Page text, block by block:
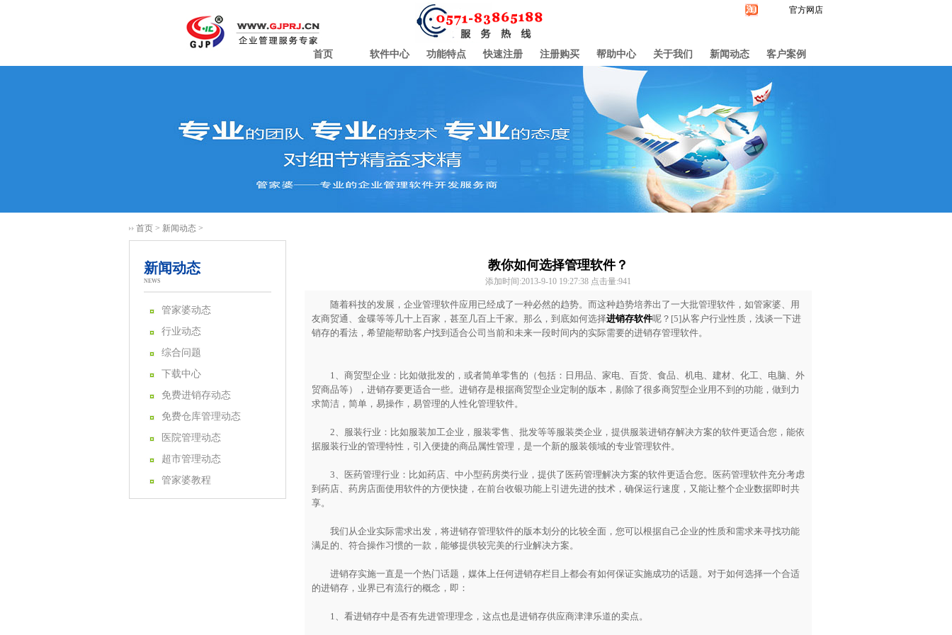
官方网店
首页 软件中心 功能特点 快速注册 注册购买 帮助中心 关于我们 新闻动态 客户案例
首页 > 新闻动态 >
新闻动态
NEWS
管家婆动态
行业动态
综合问题
下载中心
免费进销存动态
免费仓库管理动态
医院管理动态
超市管理动态
管家婆教程
教你如何选择管理软件？
添加时间:2013-9-10 19:27:38 点击量:941
随着科技的发展，企业管理软件应用已经成了一种必然的趋势。而这种趋势培养出了一大批管理软件，如管家婆、用
友商贸通、金碟等等几十上百家，甚至几百上千家。那么，到底如何选择进销存软件呢？[5]从客户行业性质，浅谈一下进
销存的看法，希望能帮助客户找到适合公司当前和未来一段时间内的实际需要的进销存管理软件。
1、商贸型企业：比如做批发的，或者简单零售的（包括：日用品、家电、百货、食品、机电、建材、化工、电脑、外
贸商品等），进销存要更适合一些。进销存是根据商贸型企业定制的版本，剔除了很多商贸型企业用不到的功能，做到力
求简洁，简单，易操作，易管理的人性化管理软件。
2、服装行业：比如服装加工企业，服装零售、批发等等服装类企业，提供服装进销存解决方案的软件更适合您，能依
据服装行业的管理特性，引入便捷的商品属性管理，是一个新的服装领域的专业管理软件。
3、医药管理行业：比如药店、中小型药房类行业，提供了医药管理解决方案的软件更适合您。医药管理软件充分考虑
到药店、药房店面使用软件的方便快捷，在前台收银功能上引进先进的技术，确保运行速度，又能让整个企业数据即时共
享。
我们从企业实际需求出发，将进销存管理软件的版本划分的比较全面，您可以根据自己企业的性质和需求来寻找功能
满足的、符合操作习惯的一款，能够提供较完美的行业解决方案。
进销存实施一直是一个热门话题，媒体上任何进销存栏目上都会有如何保证实施成功的话题。对于如何选择一个合适
的进销存，业界已有流行的概念，即：
1、看进销存中是否有先进管理理念，这点也是进销存供应商津津乐道的卖点。